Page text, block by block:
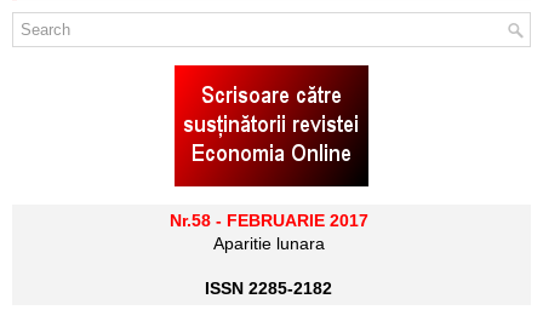
Nr.58 - FEBRUARIE 2017
Aparitie lunara
ISSN 2285-2182